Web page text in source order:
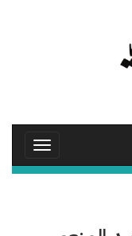
Toggle